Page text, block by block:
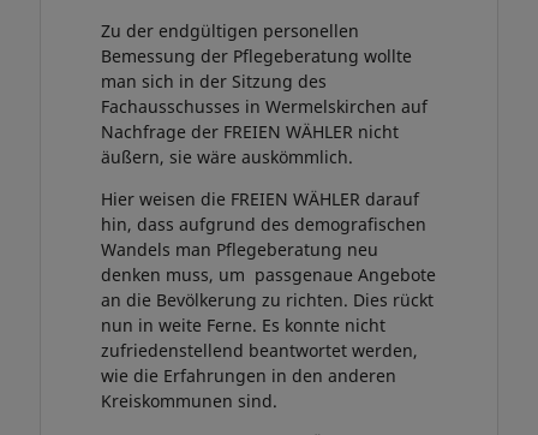
Zu der endgültigen personellen
Bemessung der Pflegeberatung wollte
man sich in der Sitzung des
Fachausschusses in Wermelskirchen auf
Nachfrage der FREIEN WÄHLER nicht
äußern, sie wäre auskömmlich.
Hier weisen die FREIEN WÄHLER darauf
hin, dass aufgrund des demografischen
Wandels man Pflegeberatung neu
denken muss, um passgenaue Angebote
an die Bevölkerung zu richten. Dies rückt
nun in weite Ferne. Es konnte nicht
zufriedenstellend beantwortet werden,
wie die Erfahrungen in den anderen
Kreiskommunen sind.